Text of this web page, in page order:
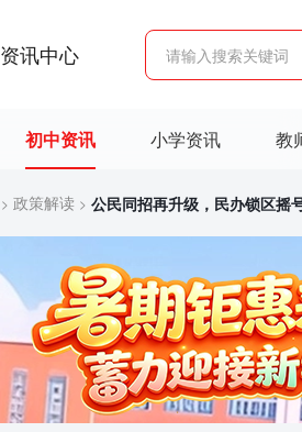
资讯中心
初中资讯 小学资讯 教
> 政策解读 > 公民同招再升级，民办锁区摇